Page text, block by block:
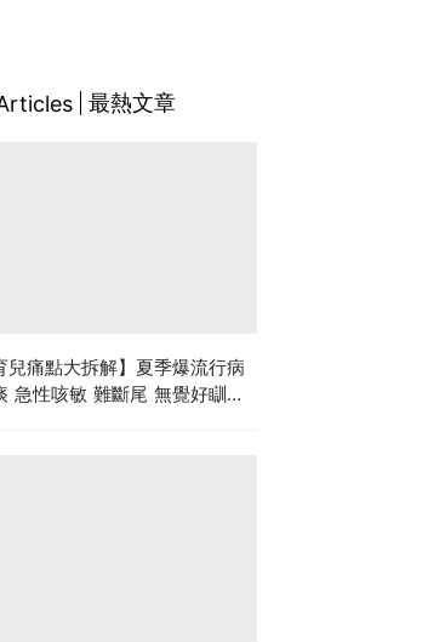
最熱文章
兒痛點大拆解】夏季爆流行病
急性咳敏 難斷尾 無覺好瞓？